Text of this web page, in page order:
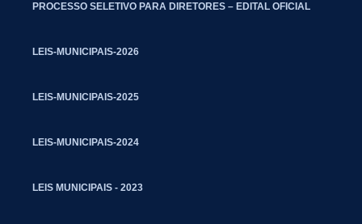
PROCESSO SELETIVO PARA DIRETORES – EDITAL OFICIAL
LEIS-MUNICIPAIS-2026
LEIS-MUNICIPAIS-2025
LEIS-MUNICIPAIS-2024
LEIS MUNICIPAIS - 2023